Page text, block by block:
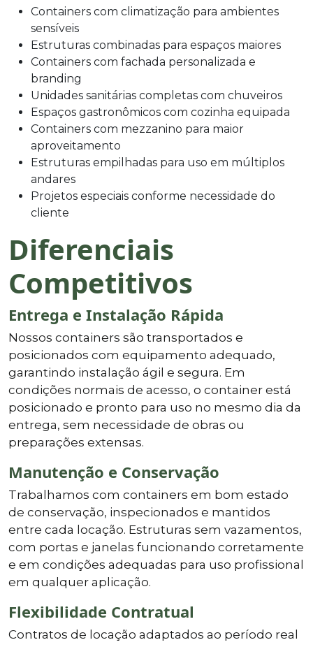
Containers com climatização para ambientes
sensíveis
Estruturas combinadas para espaços maiores
Containers com fachada personalizada e
branding
Unidades sanitárias completas com chuveiros
Espaços gastronômicos com cozinha equipada
Containers com mezzanino para maior
aproveitamento
Estruturas empilhadas para uso em múltiplos
andares
Projetos especiais conforme necessidade do
cliente
Diferenciais
Competitivos
Entrega e Instalação Rápida
Nossos containers são transportados e
posicionados com equipamento adequado,
garantindo instalação ágil e segura. Em
condições normais de acesso, o container está
posicionado e pronto para uso no mesmo dia da
entrega, sem necessidade de obras ou
preparações extensas.
Manutenção e Conservação
Trabalhamos com containers em bom estado
de conservação, inspecionados e mantidos
entre cada locação. Estruturas sem vazamentos,
com portas e janelas funcionando corretamente
e em condições adequadas para uso profissional
em qualquer aplicação.
Flexibilidade Contratual
Contratos de locação adaptados ao período real